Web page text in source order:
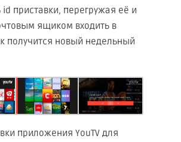
id приставки, перегружая её и
ящиком входить в
получится новый недельный
приложения YouTV для